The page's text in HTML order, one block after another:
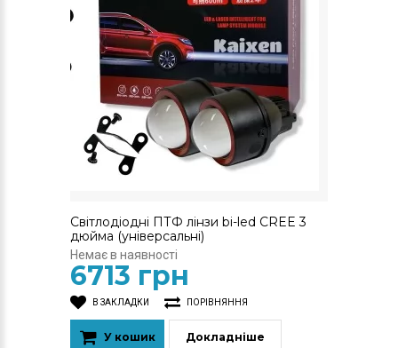
Світлодіодні ПТФ лінзи bi-led CREE 3
дюйма (універсальні)
Немає в наявності
6713 грн
В ЗАКЛАДКИ ПОРІВНЯННЯ
У кошик Докладніше